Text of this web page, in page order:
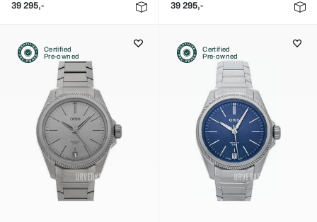
39 295,-
39 295,-
Certified
Pre-owned
Certified
Pre-owned